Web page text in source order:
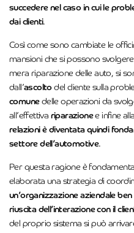
succedere nel caso in cui le
dai clienti.
Così come sono cambiate le
mansioni che si possono
mera riparazione delle auto, si
dall’ascoltodel cliente sulla
comunedelle operazioni da
all’effettiva riparazionee infine
relazioni è diventata quindi
settore dell’automotive.
Per questa ragione è
elaborata una strategia di
un’organizzazione aziendale
riuscita dell’interazione con il
del proprio sistema si può